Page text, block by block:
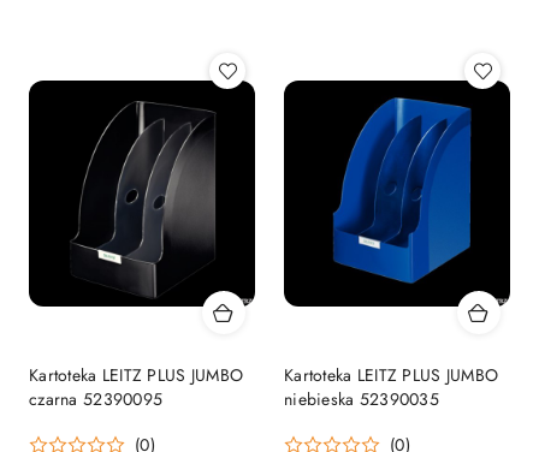
Kartoteka LEITZ PLUS JUMBO
czarna 52390095
(0)
Kartoteka LEITZ PLUS JUMBO
niebieska 52390035
(0)